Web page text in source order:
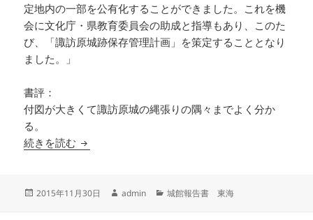
定地内の一部を公有化することができました。これを機
会に文化庁・県教育委員会の助成と指導もあり、このた
び、「諏訪原城跡保存管理計画」を策定することとなり
ました。」
書評：
付図が大きくて諏訪原城の縄張りの隅々までよく分か
る。
続きを読む 国指定諏訪原城跡 保存管理計画策定報告書並に
投
2015年11月30日
作
admin
カ
城館報告書 東海